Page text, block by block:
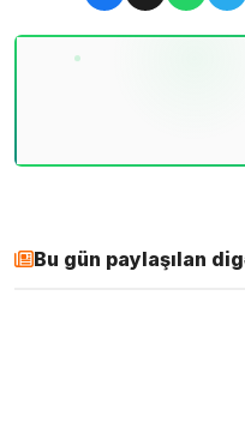
Bu gün paylaşılan